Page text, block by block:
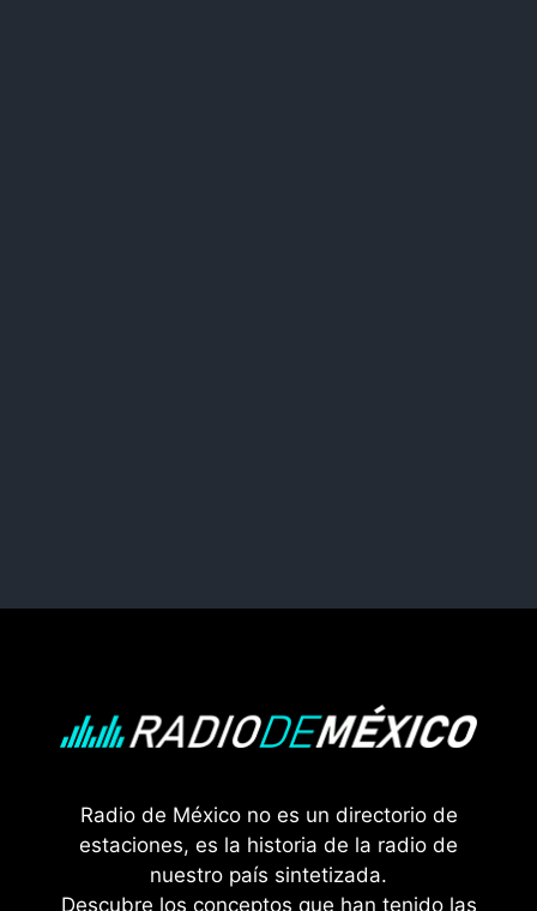
Radio de México no es un directorio de
estaciones, es la historia de la radio de
nuestro país sintetizada.
Descubre los conceptos que han tenido las